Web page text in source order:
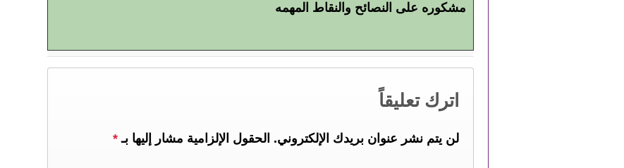
مشكوره على النصائح والنقاط المهمه
اترك تعليقاً
لن يتم نشر عنوان بريدك الإلكتروني. الحقول الإلزامية مشار إليها بـ *